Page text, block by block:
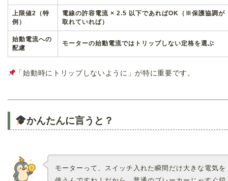
上限値2（特
例）
電線の許容電流 × 2.5 以下であればOK（※保護協調が
取れていれば）
始動電流への
配慮
モーターの始動電流ではトリップしない定格を選ぶ
「始動時にトリップしないように」が特に重要です。
かんたんに言うと？
モーターって、スイッチ入れた瞬間だけ大きな電気を